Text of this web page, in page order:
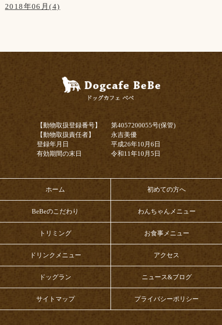
2018年06月(4)
【動物取扱登録番号】
第4057200055号(保管)
【動物取扱責任者】
永吉美優
登録年月日
平成26年10月6日
有効期間の末日
令和11年10月5日
ホーム 初めての方へ
BeBeのこだわり わんちゃんメニュー
トリミング お食事メニュー
ドリンクメニュー アクセス
ドッグラン ニュース&ブログ
サイトマップ プライバシーポリシー